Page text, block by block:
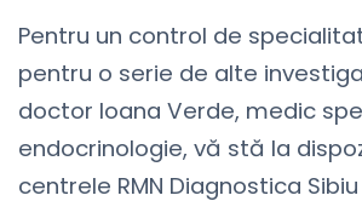
Pentru un control de
pentru o serie de alte
doctor Ioana Verde, medic
endocrinologie, vă stă la
centrele RMN Diagnostica